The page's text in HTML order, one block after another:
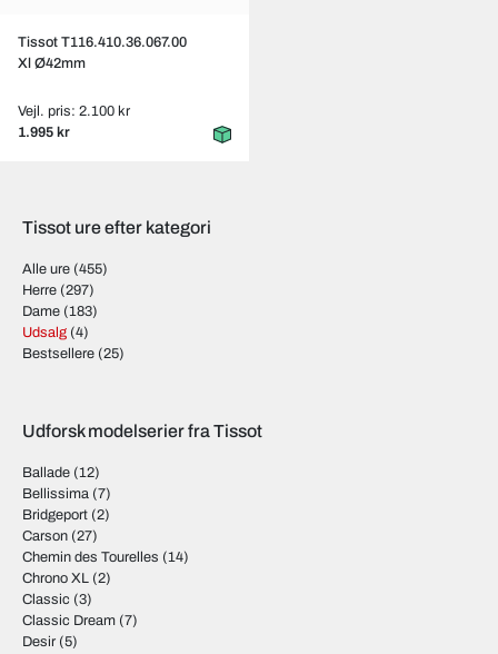
Tissot T116.410.36.067.00
Xl Ø42mm
Vejl. pris: 2.100 kr
1.995 kr
Tissot ure efter kategori
Alle ure (455)
Herre (297)
Dame (183)
Udsalg (4)
Bestsellere (25)
Udforsk modelserier fra Tissot
Ballade (12)
Bellissima (7)
Bridgeport (2)
Carson (27)
Chemin des Tourelles (14)
Chrono XL (2)
Classic (3)
Classic Dream (7)
Desir (5)